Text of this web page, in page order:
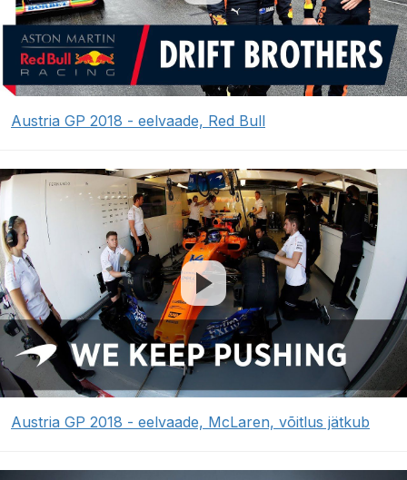
Austria GP 2018 - eelvaade, Red Bull
Austria GP 2018 - eelvaade, McLaren, võitlus jätkub